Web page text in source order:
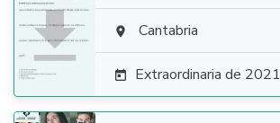
  Cantabria
 Extraordinaria de 2021